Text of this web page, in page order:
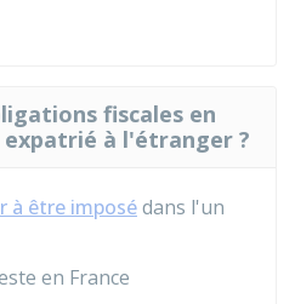
fiscales en
expatrié à l'étranger ?
à être imposédans l'un
en France